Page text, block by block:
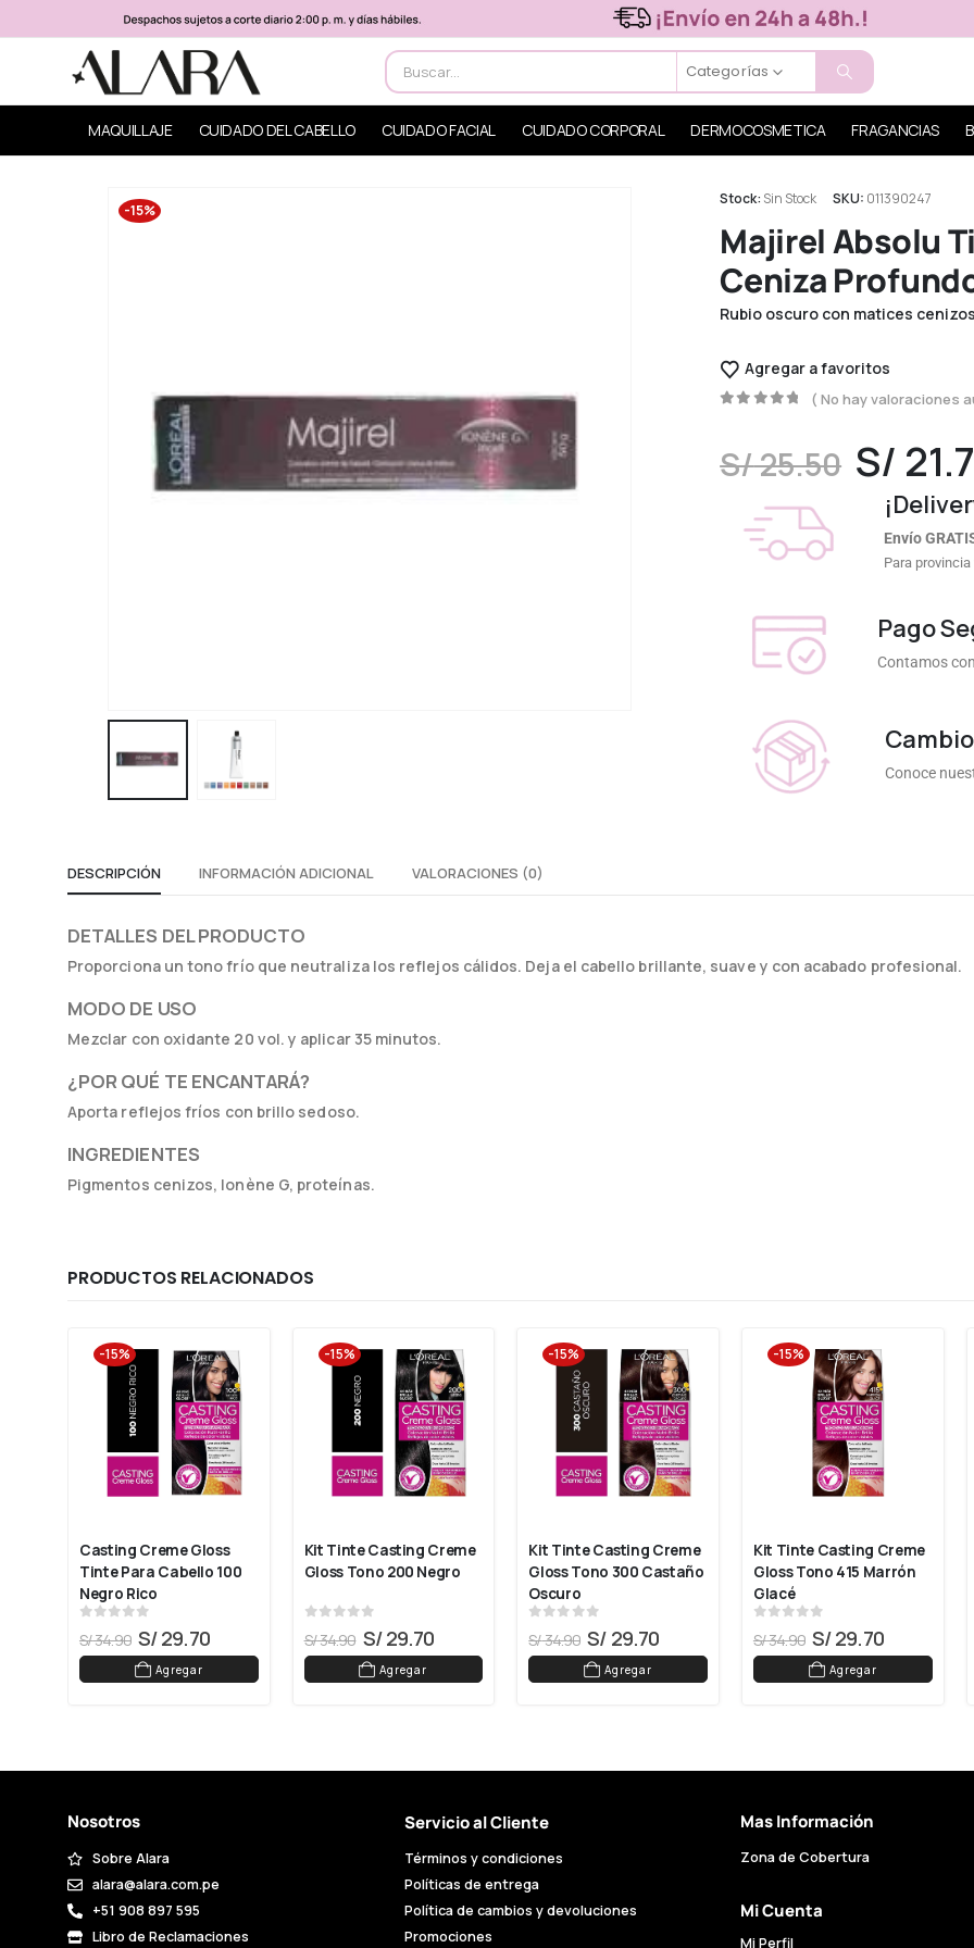
Categorías
MAQUILLAJE CUIDADO DEL CABELLO CUIDADO FACIAL CUIDADO CORPORAL DERMOCOSMETICA FRAGANCIAS
-15%
Stock: Sin Stock SKU: 011390247
Majirel Absolu
Ceniza
Rubio oscuro con matices
Agregar a favoritos
( No hay valoraciones
S/25.50 S/
Envío
Para
Pago
Contamos
Conoce
DESCRIPCIÓN INFORMACIÓN ADICIONAL VALORACIONES (0)
DETALLES DEL PRODUCTO
Proporciona un tono frío que neutraliza los reflejos cálidos. Deja el cabello brillante, suave y con acabado profesional.
MODO DE USO
Mezclar con oxidante 20 vol. y aplicar 35 minutos.
¿POR QUÉ TE ENCANTARÁ?
Aporta reflejos fríos con brillo sedoso.
INGREDIENTES
Pigmentos cenizos, Ionène G, proteínas.
PRODUCTOS RELACIONADOS
-15%
Casting Creme Gloss
Tinte Para Cabello 100
Negro Rico
S/34.90 S/29.70
Agregar
-15%
Kit Tinte Casting Creme
Gloss Tono 200 Negro
S/34.90 S/29.70
Agregar
-15%
Kit Tinte Casting Creme
Gloss Tono 300 Castaño
Oscuro
S/34.90 S/ 29.70
Agregar
-15%
Kit Tinte Casting Creme
Gloss Tono 415 Marrón
Glacé
S/34.90 S/29.70
Agregar
Nosotros
Sobre Alara
alara@alara.com.pe
+51 908 897 595
Libro de Reclamaciones
Servicio al Cliente
Términos y condiciones
Políticas de entrega
Política de cambios y devoluciones
Promociones
Mas Información
Zona de Cobertura
Mi Cuenta
Mi Perfil